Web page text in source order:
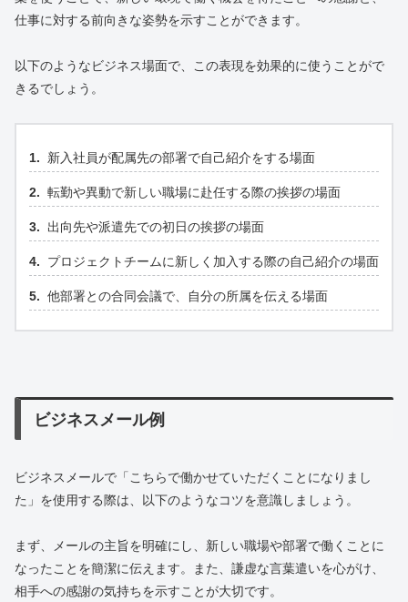
仕事に対する前向きな姿勢を示すことができます。
以下のようなビジネス場面で、この表現を効果的に使うことがで
きるでしょう。
新入社員が配属先の部署で自己紹介をする場面
転勤や異動で新しい職場に赴任する際の挨拶の場面
出向先や派遣先での初日の挨拶の場面
プロジェクトチームに新しく加入する際の自己紹介の場面
他部署との合同会議で、自分の所属を伝える場面
ビジネスメール例
ビジネスメールで「こちらで働かせていただくことになりまし
た」を使用する際は、以下のようなコツを意識しましょう。
まず、メールの主旨を明確にし、新しい職場や部署で働くことに
なったことを簡潔に伝えます。また、謙虚な言葉遣いを心がけ、
相手への感謝の気持ちを示すことが大切です。